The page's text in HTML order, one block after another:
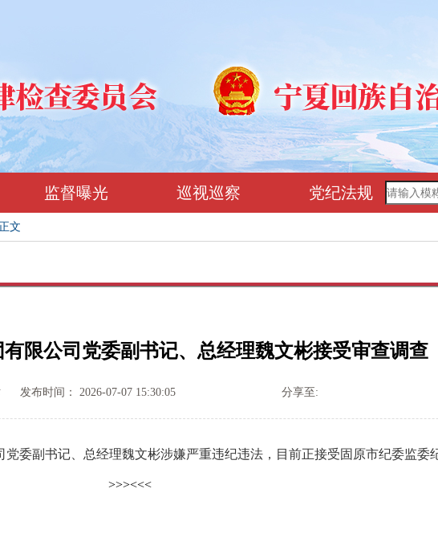
监督曝光 巡视巡察 党纪法规
正文
限公司党委副书记、总经理魏文彬接受审查调查
发布时间： 2026-07-07 15:30:05 分享至:
副书记、总经理魏文彬涉嫌严重违纪违法，目前正接受固原市纪委监委
>>><<<